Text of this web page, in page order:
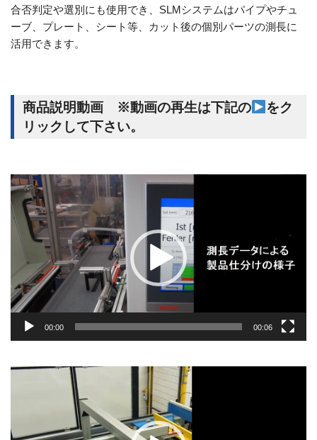
合否判定や選別にも使用でき、SLMシステムはパイプやチュ
ーブ、プレート、シート等、カット後の個別パーツの測長に
活用できます。
商品説明動画 ※動画の再生は下記の
をク
リックして下さい。
動
画
プ
レ
00:00 00:06
動
ー